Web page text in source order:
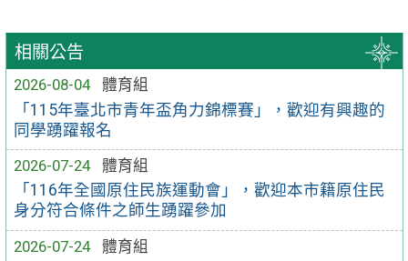
相關公告
2026-08-04
體育組
「115年臺北市青年盃角力錦標賽」，歡迎有興趣的
同學踴躍報名
2026-07-24
體育組
「116年全國原住民族運動會」，歡迎本市籍原住民
身分符合條件之師生踴躍參加
2026-07-24
體育組